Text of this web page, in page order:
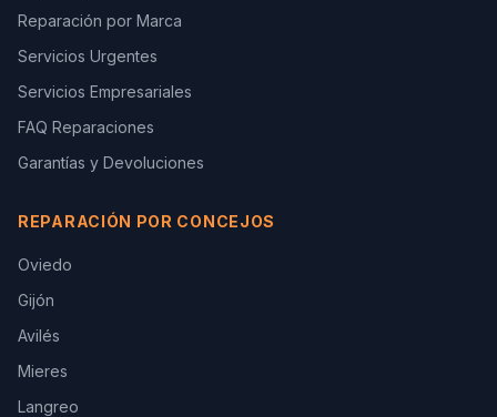
Reparación por Marca
Servicios Urgentes
Servicios Empresariales
FAQ Reparaciones
Garantías y Devoluciones
REPARACIÓN POR CONCEJOS
Oviedo
Gijón
Avilés
Mieres
Langreo